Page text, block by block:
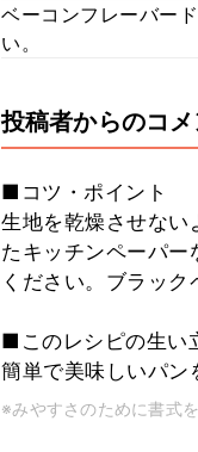
ベーコンフレーバー
い。
投稿者からのコメ
■コツ・ポイント
生地を乾燥させない
たキッチンペーパー
ください。ブラッ
■このレシピの生い
簡単で美味しいパン
※みやすさのために書式